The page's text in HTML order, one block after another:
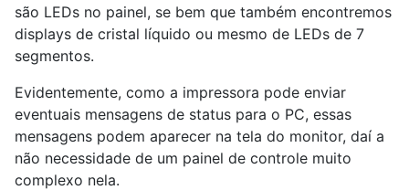
são LEDs no painel, se bem que também encontremos
displays de cristal líquido ou mesmo de LEDs de 7
segmentos.
Evidentemente, como a impressora pode enviar
eventuais mensagens de status para o PC, essas
mensagens podem aparecer na tela do monitor, daí a
não necessidade de um painel de controle muito
complexo nela.